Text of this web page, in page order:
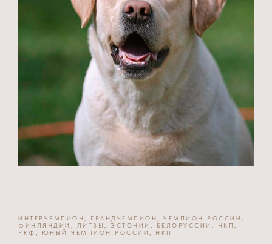
ИНТЕРЧЕМПИОН, ГРАНДЧЕМПИОН, ЧЕМПИОН РОССИИ,
ФИНЛЯНДИИ, ЛИТВЫ, ЭСТОНИИ, БЕЛОРУССИИ, НКП,
РКФ, ЮНЫЙ ЧЕМПИОН РОССИИ, НКП